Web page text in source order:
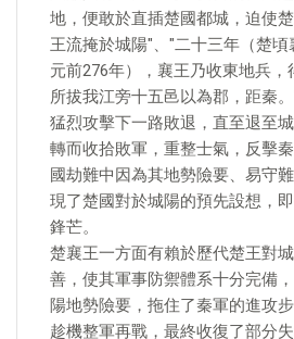
地，便敢於直插楚國都城，迫使
王流掩於城陽"、"二十三年（楚
元前276年），襄王乃收東地兵
所拔我江旁十五邑以為郡，距秦
猛烈攻擊下一路敗退，直至退至
轉而收拾敗軍，重整士氣，反擊
國劫難中因為其地勢險要、易守
現了楚國對於城陽的預先設想，
鋒芒。
楚襄王一方面有賴於歷代楚王對
善，使其軍事防禦體系十分完備
陽地勢險要，拖住了秦軍的進攻
趁機整軍再戰，最終收復了部分失